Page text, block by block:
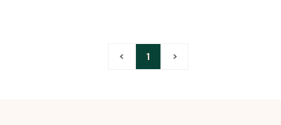
< 1 >